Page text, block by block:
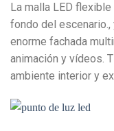
La malla LED
fondo del
enorme fachada
animación y vídeos.
ambiente interior y